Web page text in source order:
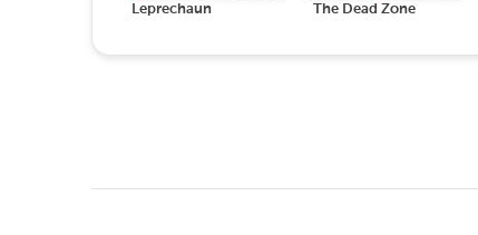
Leprechaun The Dead Zone